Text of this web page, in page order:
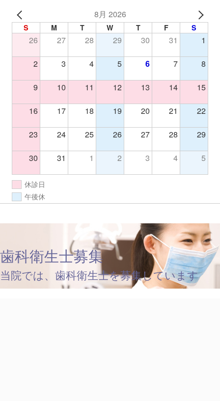
8月 2026
S M T W T F S
26 27 28 29 30 31 1
2 3 4 5 6 7 8
9 10 11 12 13 14 15
16 17 18 19 20 21 22
23 24 25 26 27 28 29
30 31 1 2 3 4 5
休診日
午後休
歯科衛生士募集
当院では、歯科衛生士を募集しています